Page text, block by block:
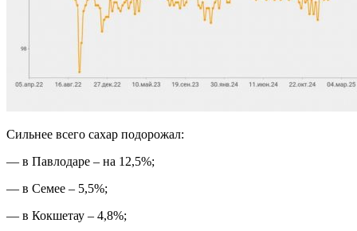
Сильнее всего сахар подорожал:
— в Павлодаре – на 12,5%;
— в Семее – 5,5%;
— в Кокшетау – 4,8%;